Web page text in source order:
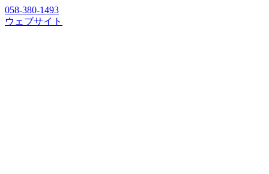
058-380-1493
ウェブサイト